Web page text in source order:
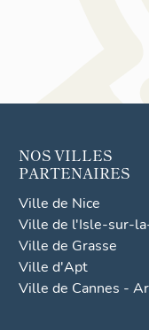
NOS VILLES
PARTENAIRES
Ville de Nice
Ville de l'Isle-sur-
Ville de Grasse
Ville d'Apt
Ville de Cannes -